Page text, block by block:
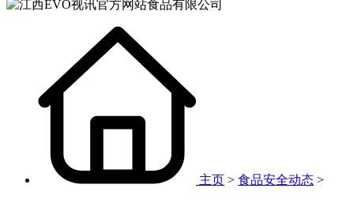
主页 > 食品安全动态 >